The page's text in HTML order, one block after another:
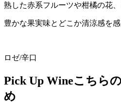
熟した赤系フルーツや柑橘の花、
豊かな果実味とどこか清涼感を
ロゼ/辛口
Pick Up Wineこちら
め